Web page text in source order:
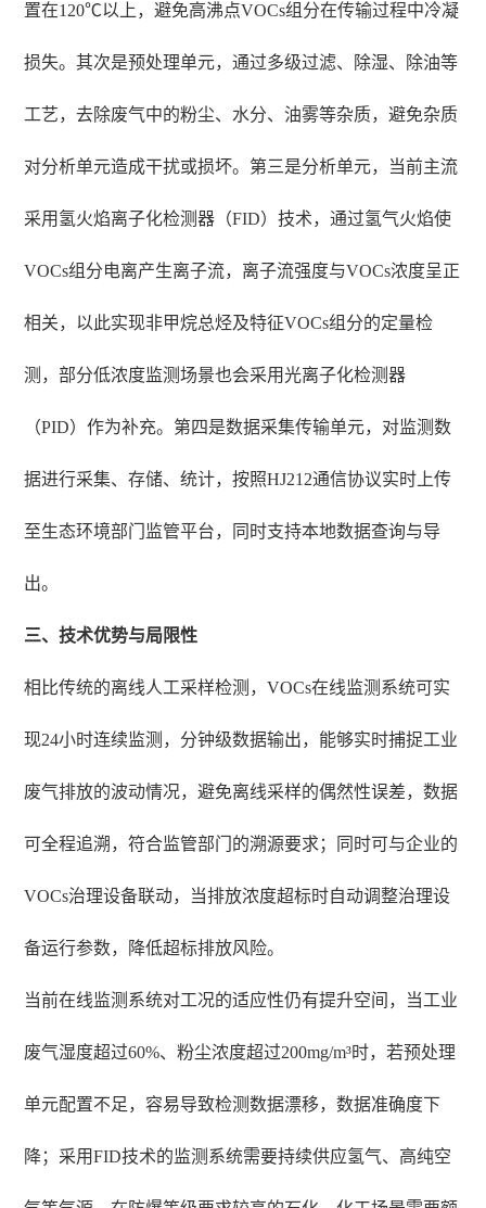
置在120℃以上，避免高沸点VOCs组分在传输过程中冷凝
损失。其次是预处理单元，通过多级过滤、除湿、除油等
工艺，去除废气中的粉尘、水分、油雾等杂质，避免杂质
对分析单元造成干扰或损坏。第三是分析单元，当前主流
采用氢火焰离子化检测器（FID）技术，通过氢气火焰使
VOCs组分电离产生离子流，离子流强度与VOCs浓度呈正
相关，以此实现非甲烷总烃及特征VOCs组分的定量检
测，部分低浓度监测场景也会采用光离子化检测器
（PID）作为补充。第四是数据采集传输单元，对监测数
据进行采集、存储、统计，按照HJ212通信协议实时上传
至生态环境部门监管平台，同时支持本地数据查询与导
出。
三、技术优势与局限性
相比传统的离线人工采样检测，VOCs在线监测系统可实
现24小时连续监测，分钟级数据输出，能够实时捕捉工业
废气排放的波动情况，避免离线采样的偶然性误差，数据
可全程追溯，符合监管部门的溯源要求；同时可与企业的
VOCs治理设备联动，当排放浓度超标时自动调整治理设
备运行参数，降低超标排放风险。
当前在线监测系统对工况的适应性仍有提升空间，当工业
废气湿度超过60%、粉尘浓度超过200mg/m³时，若预处理
单元配置不足，容易导致检测数据漂移，数据准确度下
降；采用FID技术的监测系统需要持续供应氢气、高纯空